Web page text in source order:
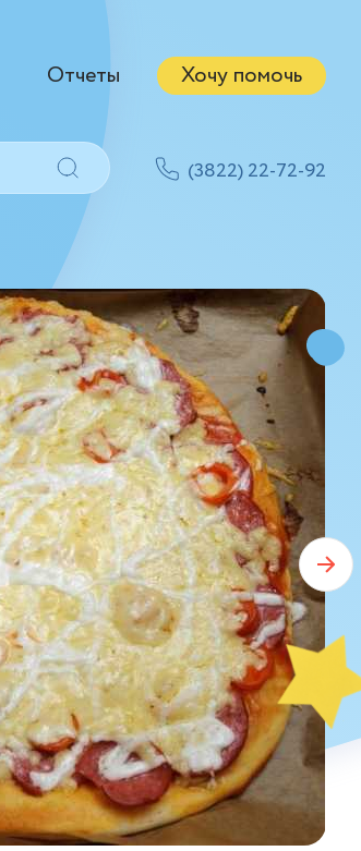
Отчеты Хочу помочь
(3822) 22-72-92